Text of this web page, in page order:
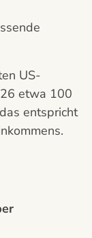
US-
etwa 100
entspricht